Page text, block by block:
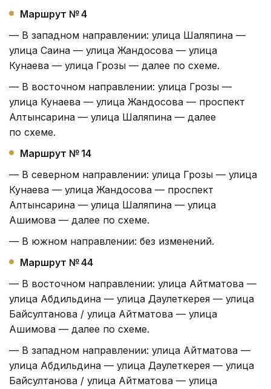
Маршрут № 4
— В западном направлении: улица Шаляпина —
улица Саина — улица Жандосова — улица
Кунаева — улица Грозы — далее по схеме.
— В восточном направлении: улица Грозы —
улица Кунаева — улица Жандосова — проспект
Алтынсарина — улица Шаляпина — далее
по схеме.
Маршрут № 14
— В северном направлении: улица Грозы — улица
Кунаева — улица Жандосова — проспект
Алтынсарина — улица Шаляпина — улица
Ашимова — далее по схеме.
— В южном направлении: без изменений.
Маршрут № 44
— В восточном направлении: улица Айтматова —
улица Абдильдина — улица Даулеткерея — улица
Байсултанова / улица Айтматова — улица
Ашимова — далее по схеме.
— В западном направлении: улица Айтматова —
улица Абдильдина — улица Даулеткерея — улица
Байсултанова / улица Айтматова — улица